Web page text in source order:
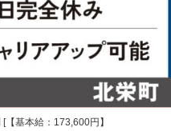
【基本給：173,600円】